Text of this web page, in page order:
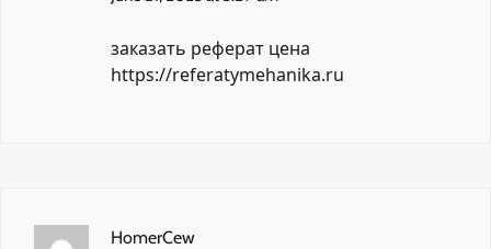
заказать реферат цена
https://referatymehanika.ru
HomerCew